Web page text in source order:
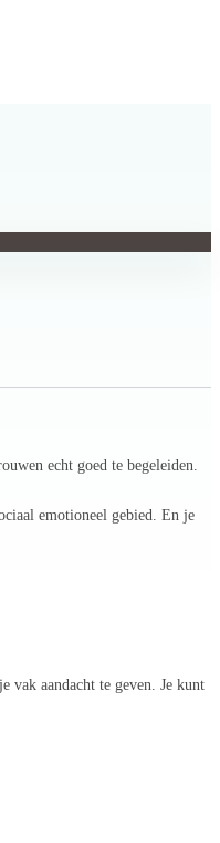
echt goed te begeleiden.
emotioneel gebied. En je
vak aandacht te geven. Je kunt